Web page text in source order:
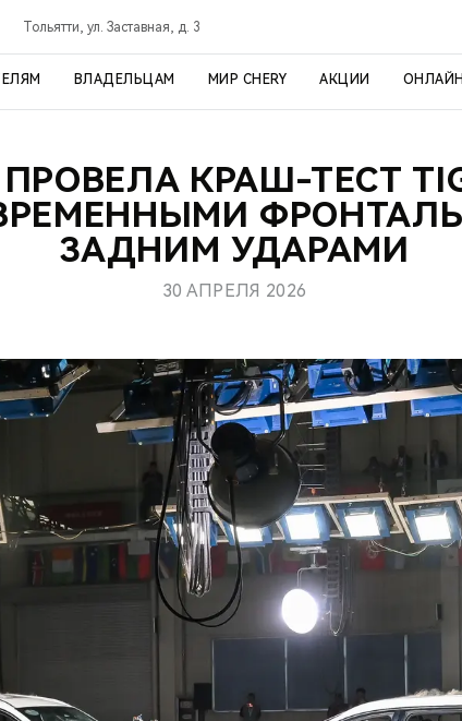
Тольятти, ул. Заставная, д. 3
ВЛАДЕЛЬЦАМ МИР CHERY АКЦИИ
ПРОВЕЛА КРАШ-ТЕСТ
ЗАДНИМ УДАРАМИ
30 АПРЕЛЯ 2026